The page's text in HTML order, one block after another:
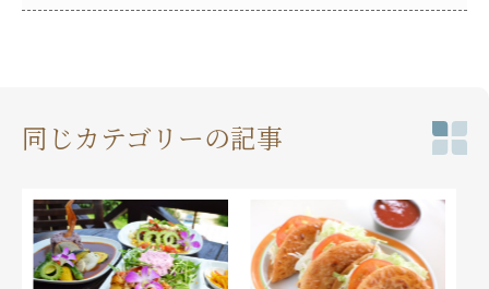
同じカテゴリーの記事